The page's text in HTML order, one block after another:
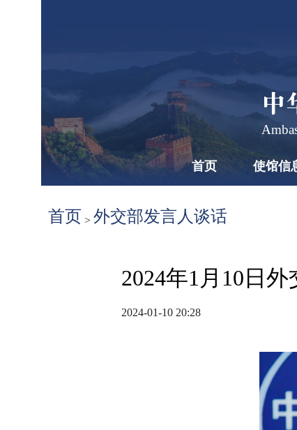
中
首页 使馆信
首页 > 外交部发言人谈话
2024年1月10日
2024-01-10 20:28